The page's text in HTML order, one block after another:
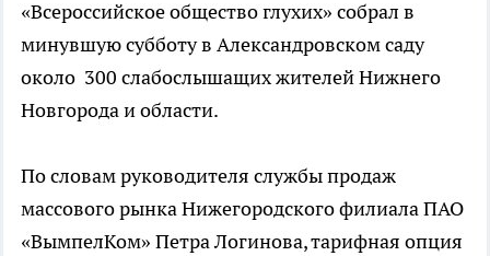
«Всероссийское общество глухих» собрал в
минувшую субботу в Александровском саду
около 300 слабослышащих жителей Нижнего
Новгорода и области.
По словам руководителя службы продаж
массового рынка Нижегородского филиала ПАО
«ВымпелКом» Петра Логинова, тарифная опция